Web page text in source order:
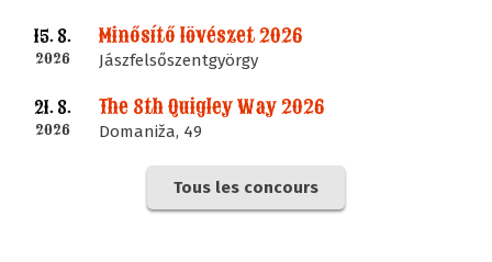
15. 8.
2026
Minősítő lövészet 2026
Jászfelsőszentgyörgy
21. 8.
2026
The 8th Quigley Way 2026
Domaniža, 49
Tous les concours